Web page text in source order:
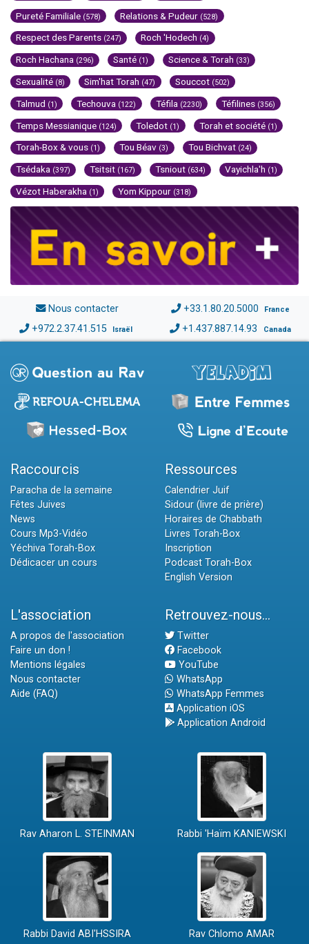
Pureté Familiale (578) Relations & Pudeur (528)
Respect des Parents (247) Roch 'Hodech (4)
Roch Hachana (296) Santé (1) Science & Torah (33)
Sexualité (8) Sim'hat Torah (47) Souccot (502)
Talmud (1) Techouva (122) Téfila (2230) Téfilines (356)
Temps Messianique (124) Toledot (1) Torah et société (1)
Torah-Box & vous (1) Tou Béav (3) Tou Bichvat (24)
Tsédaka (397) Tsitsit (167) Tsniout (634) Vayichla'h (1)
Vézot Haberakha (1) Yom Kippour (318)
Nous contacter +33.1.80.20.5000 France
+972.2.37.41.515 Israël +1.437.887.14.93 Canada
Raccourcis
Paracha de la semaine
Fêtes Juives
News
Cours Mp3-Vidéo
Yéchiva Torah-Box
Dédicacer un cours
Ressources
Calendrier Juif
Sidour (livre de prière)
Horaires de Chabbath
Livres Torah-Box
Inscription
Podcast Torah-Box
English Version
L'association
A propos de l'association
Faire un don !
Mentions légales
Nous contacter
Aide (FAQ)
Retrouvez-nous...
Twitter
Facebook
YouTube
WhatsApp
WhatsApp Femmes
Application iOS
Application Android
Rav Aharon L. STEINMAN Rabbi 'Haïm KANIEWSKI
Rabbi David ABI'HSSIRA Rav Chlomo AMAR